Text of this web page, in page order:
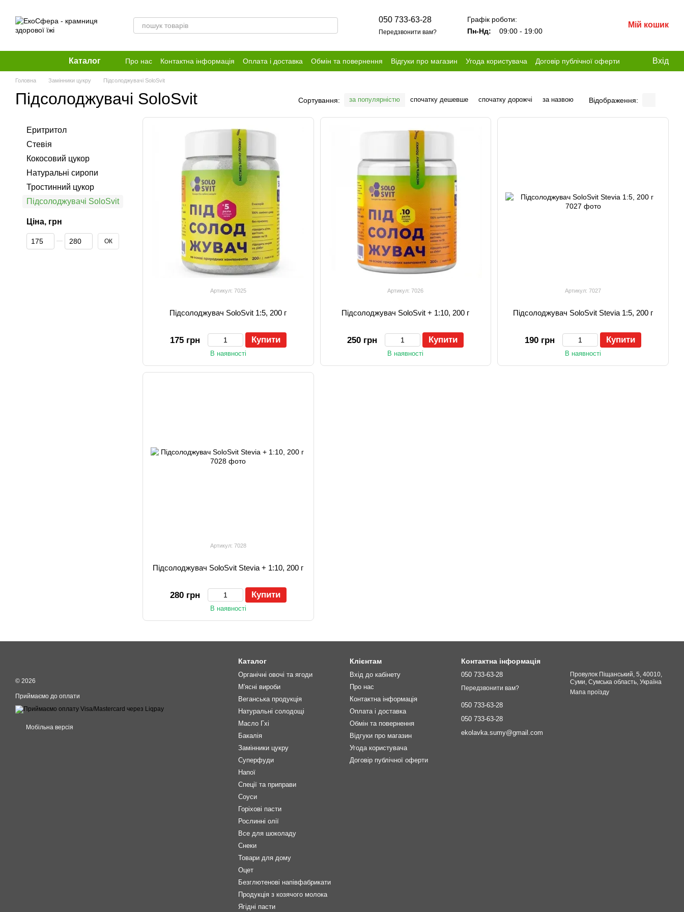
050 733-63-28
Передзвонити вам?
Графік роботи:
Пн-Нд:
09:00 - 19:00
Мій кошик
Каталог Про нас Контактна інформація Оплата і доставка Обмін та повернення Відгуки про магазин Угода користувача Договір публічної оферти Вхід
Головна Замінники цукру Підсолоджувачі SoloSvit
Підсолоджувачі SoloSvit Сортування: за популярністю спочатку дешевше спочатку дорожчі за назвою Відображення:
Артикул: 7025
Підсолоджувач SoloSvit 1:5, 200 г
175 грн Купити
В наявності
Артикул: 7026
Підсолоджувач SoloSvit + 1:10, 200 г
250 грн Купити
В наявності
Артикул: 7027
Підсолоджувач SoloSvit Stevia 1:5, 200 г
190 грн Купити
В наявності
Артикул: 7028
Підсолоджувач SoloSvit Stevia + 1:10, 200 г
280 грн Купити
В наявності
Еритритол
Стевія
Кокосовий цукор
Натуральні сиропи
Тростинний цукор
Підсолоджувачі SoloSvit
Ціна, грн
Від Ціна, грн
До Ціна, грн ОК
© 2026
Приймаємо до оплати
Мобільна версія
Каталог
Органічні овочі та ягоди
М'ясні вироби
Веганська продукція
Натуральні солодощі
Масло Гхі
Бакалія
Замінники цукру
Суперфуди
Напої
Спеції та приправи
Соуси
Горіхові пасти
Рослинні олії
Все для шоколаду
Снеки
Товари для дому
Оцет
Безглютенові напівфабрикати
Продукція з козячого молока
Ягідні пасти
Клієнтам
Вхід до кабінету
Про нас
Контактна інформація
Оплата і доставка
Обмін та повернення
Відгуки про магазин
Угода користувача
Договір публічної оферти
Контактна інформація
050 733-63-28
Передзвонити вам?
050 733-63-28
050 733-63-28
ekolavka.sumy@gmail.com
Провулок Піщанський, 5, 40010,
Суми, Сумська область, Україна
Мапа проїзду